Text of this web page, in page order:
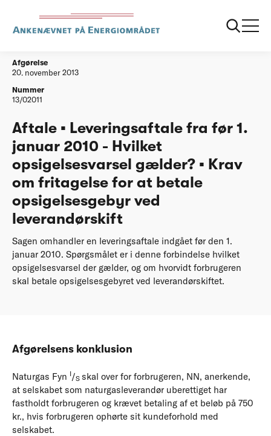
Afgørelser 20131120 Leveringsaftale foer 1 jan
Afgørelse
20. november 2013
Nummer
13/02011
Aftale ▪ Leveringsaftale fra før 1.
januar 2010 - Hvilket
opsigelsesvarsel gælder? ▪ Krav
om fritagelse for at betale
opsigelsesgebyr ved
leverandørskift
Sagen omhandler en leveringsaftale indgået før den 1.
januar 2010. Spørgsmålet er i denne forbindelse hvilket
opsigelsesvarsel der gælder, og om hvorvidt forbrugeren
skal betale opsigelsesgebyret ved leverandørskiftet.
Afgørelsens konklusion
Naturgas Fyn I/S skal over for forbrugeren, NN, anerkende,
at selskabet som naturgasleverandør uberettiget har
fastholdt forbrugeren og krævet betaling af et beløb på 750
kr., hvis forbrugeren ophørte sit kundeforhold med
selskabet.